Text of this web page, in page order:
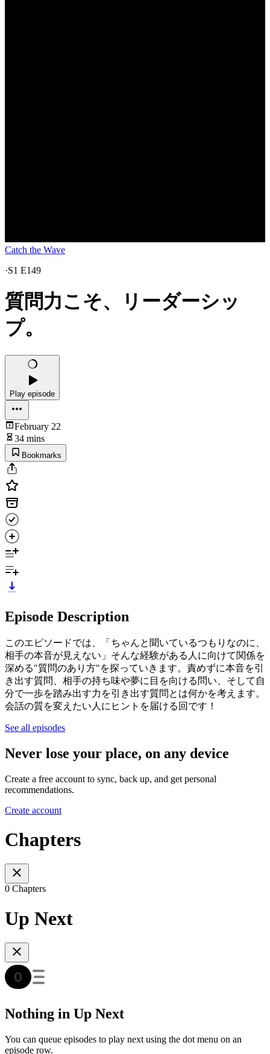
Catch the Wave
·S1 E149
質問力こそ、リーダーシッ
プ。
Play episode
February 22
34 mins
Bookmarks
Episode Description
このエピソードでは、「ちゃんと聞いているつもりなのに、
相手の本音が見えない」そんな経験がある人に向けて関係を
深める"質問のあり方"を探っていきます。責めずに本音を引
き出す質問、相手の持ち味や夢に目を向ける問い、そして自
分で一歩を踏み出す力を引き出す質問とは何かを考えます。
会話の質を変えたい人にヒントを届ける回です！
See all episodes
Never lose your place, on any device
Create a free account to sync, back up, and get personal
recommendations.
Create account
Chapters
0 Chapters
Up Next
Nothing in Up Next
You can queue episodes to play next using the dot menu on an
episode row.